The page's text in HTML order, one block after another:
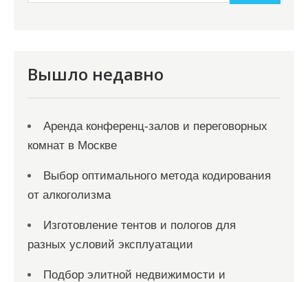
Вышло недавно
Аренда конференц-залов и переговорных
комнат в Москве
Выбор оптимального метода кодирования
от алкоголизма
Изготовление тентов и пологов для
разных условий эксплуатации
Подбор элитной недвижимости и